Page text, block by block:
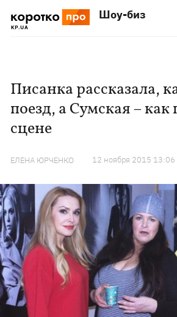
Шоу-биз
Писанка рассказала,
поезд, а Сумская – как
сцене
ЕЛЕНА ЮРЧЕНКО 12 ноября 2015 13:06